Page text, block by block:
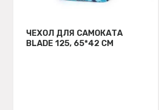
ЧЕХОЛ ДЛЯ САМОКАТА
BLADE 125, 65*42 СМ